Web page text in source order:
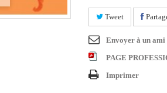
Tweet
Envoyer à un ami
PAGE
Imprimer